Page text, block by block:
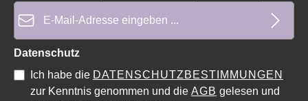
Datenschutz
Ich habe die DATENSCHUTZBESTIMMUNGEN
zur Kenntnis genommen und die AGB gelesen und